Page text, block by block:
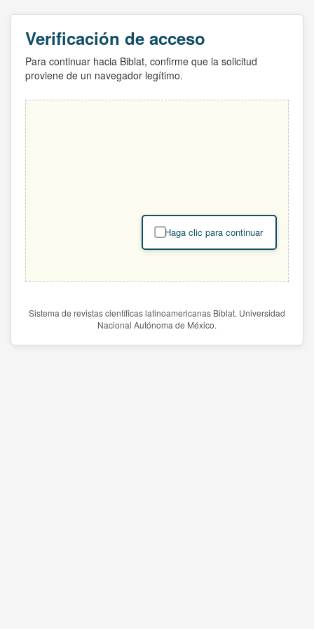
Verificación de acceso
Para continuar hacia Biblat, confirme que la solicitud
proviene de un navegador legítimo.
Haga clic para continuar
Sistema de revistas científicas latinoamericanas Biblat. Universidad
Nacional Autónoma de México.